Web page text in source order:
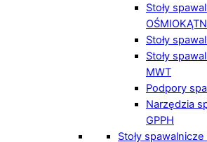
Stoły
Stoły
Stoły
MWT
Podpory
Narzędzia
GPPH
Stoły